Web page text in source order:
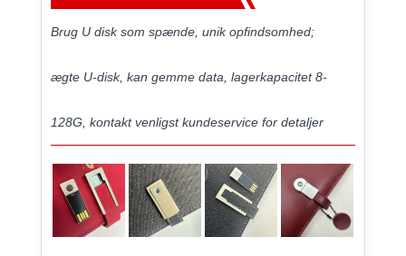
Brug U disk som spænde, unik opfindsomhed;
ægte U-disk, kan gemme data, lagerkapacitet 8-
128G, kontakt venligst kundeservice for detaljer